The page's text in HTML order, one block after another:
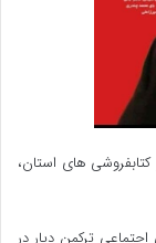
بر سهولت در
و آداب و اقوال
همچنین
فارسی در متن
سیاسی قوم
دارد.
های استان،
فرهنگی اجتماعی ترکمن دیار در